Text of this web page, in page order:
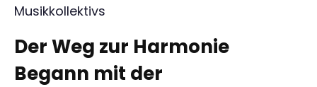
Musikkollektivs
Der Weg zur Harmonie
Begann mit der